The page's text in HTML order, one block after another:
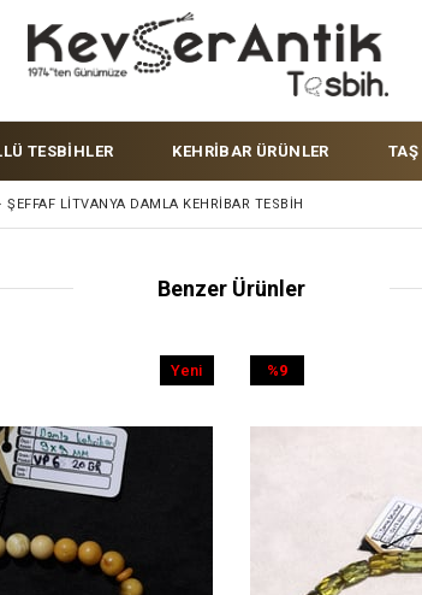
TESBİHLER KEHRİBAR ÜRÜNLER TAŞ
ŞEFFAF LITVANYA DAMLA KEHRIBAR TESBIH
Benzer Ürünler
Yeni
%9
%9İndirim